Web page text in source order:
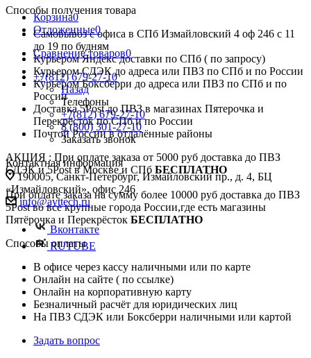
Корзина0
Отложенные0
Сравнение товаров0
+7(812) 679-27-10
Назад
Телефоны
+7(812) 679-27-10
8 (800) 301-27-10
Заказать звонок
Контактная информация
190005, Санкт-Петербург, Измайловский пр., д. 4, БЦ
«Измайловский», офис 246
info@avttech.ru
Вконтакте
RUTUBE
Способы получения товара
Самовывоз с офиса в СПб Измайловский 4 оф 246 с 11
до 19 по будням
Курьером Яндекс доставки по СПб ( по запросу)
Курьером СДЭК до адреса или ПВЗ по СПб и по России
Курьером Боксберри до адреса или ПВЗ по СПб и по
России
Доставка 5Post до ПВЗ в магазинах Пятерочка и
Перекрёсток по СПб и по России
Почтой России в отдалённые районы
АКЦИЯ : При оплате заказа от 5000 руб доставка до ПВЗ
СДЭК и 5Post в Москве и СПб БЕСПЛАТНО
При оплате заказа на сумму более 10000 руб доставка до ПВЗ
5Post во все крупные города России,где есть магазины
Пятёрочка и Перекрёсток БЕСПЛАТНО
Способы оплаты
В офисе через кассу наличными или по карте
Онлайн на сайте ( по ссылке)
Онлайн на корпоративную карту
Безналичный расчёт для юридических лиц
На ПВЗ СДЭК или Боксберри наличными или картой
Задать вопрос